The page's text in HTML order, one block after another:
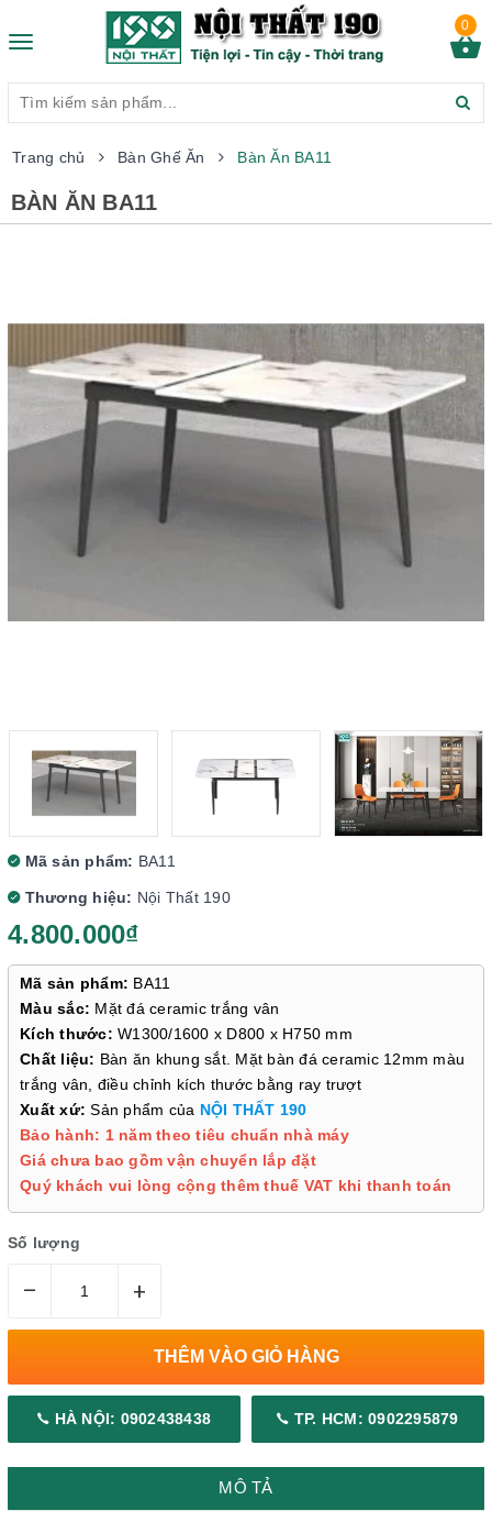
Toggle
0
Trang chủ Bàn Ghế Ăn Bàn Ăn BA11
BÀN ĂN BA11
Mã sản phẩm: BA11
Thương hiệu: Nội Thất 190
4.800.000₫
Mã sản phẩm: BA11
Màu sắc: Mặt đá ceramic trắng vân
Kích thước: W1300/1600 x D800 x H750 mm
Chất liệu: Bàn ăn khung sắt. Mặt bàn đá ceramic 12mm màu
trắng vân, điều chỉnh kích thước bằng ray trượt
Xuất xứ: Sản phẩm của NỘI THẤT 190
Bảo hành: 1 năm theo tiêu chuẩn nhà máy
Giá chưa bao gồm vận chuyển lắp đặt
Quý khách vui lòng cộng thêm thuế VAT khi thanh toán
Số lượng
– +
THÊM VÀO GIỎ HÀNG
HÀ NỘI: 0902438438 TP. HCM: 0902295879
MÔ TẢ